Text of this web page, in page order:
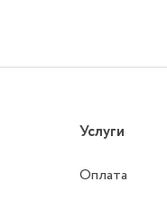
Услуги
Оплата